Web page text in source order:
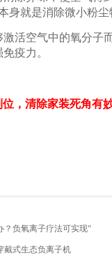
身就是消除微小粉尘
空气中的氧分子
疫力。
，清除家装死角有
？负氧离子疗法可实现“
戴式生态负离子机